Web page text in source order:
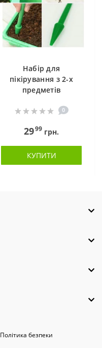
Набір для
пікірування з 2-х
предметів
0
2999 грн.
КУПИТИ
Полiтика безпеки